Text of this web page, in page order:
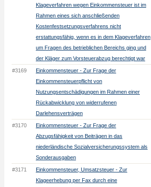
Klageverfahren wegen Einkommensteuer ist im
Rahmen eines sich anschließenden
Kostenfestsetzungsverfahrens nicht
erstattungsfähig, wenn es in dem Klageverfahren
um Fragen des betrieblichen Bereichs ging und
der Kläger zum Vorsteuerabzug berechtigt war
#3169
Einkommensteuer - Zur Frage der
Einkommensteuerpflicht von
Nutzungsentschädigungen im Rahmen einer
Rückabwicklung von widerrufenen
Darlehensverträgen
#3170
Einkommensteuer - Zur Frage der
Abzugsfähigkeit von Beiträgen in das
niederländische Sozialversicherungssystem als
Sonderausgaben
#3171
Einkommensteuer, Umsatzsteuer - Zur
Klageerhebung per Fax durch eine